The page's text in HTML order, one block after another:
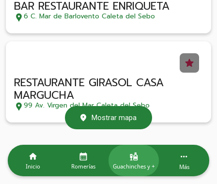
BAR RESTAURANTE ENRIQUETA
6 C. Mar de Barlovento Caleta del Sebo
RESTAURANTE GIRASOL CASA
MARGUCHA
99 Av. Virgen del Mar Caleta del Sebo
Mostrar mapa
Inicio Romerías Guachinches y + Más